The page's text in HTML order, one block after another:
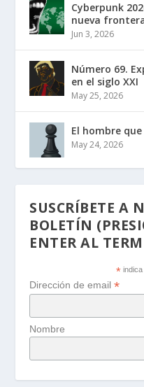
Cyberpunk
nueva
Jun 3, 2026
Número 69.
en el siglo XXI
May 25, 2026
El hombre
May 24, 2026
SUSCRÍBETE A
BOLETÍN
ENTER AL
*
Dirección de email*
Nombre